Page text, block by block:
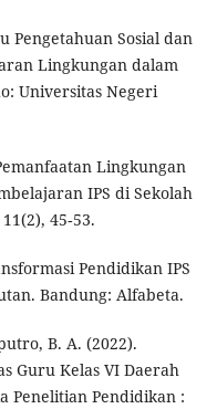
Pengetahuan Sosial dan
Lingkungan dalam
Universitas Negeri
Lingkungan
IPS di Sekolah
45‑53.
Pendidikan IPS
Bandung: Alfabeta.
B. A. (2022).
Guru Kelas VI Daerah
Penelitian Pendidikan :